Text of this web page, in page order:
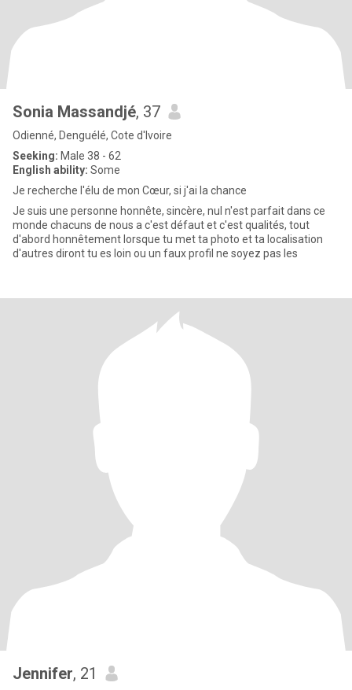
Sonia Massandjé, 37
Odienné, Denguélé, Cote d'Ivoire
Seeking: Male 38 - 62
English ability: Some
Je recherche l'élu de mon Cœur, si j'ai la chance
Je suis une personne honnête, sincère, nul n'est parfait dans ce
monde chacuns de nous a c'est défaut et c'est qualités, tout
d'abord honnêtement lorsque tu met ta photo et ta localisation
d'autres diront tu es loin ou un faux profil ne soyez pas les
Jennifer, 21